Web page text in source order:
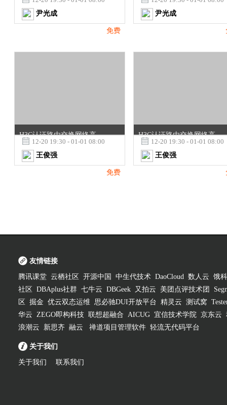
尹光成
免费
尹光成
H3C认证路由交换网络高级工程师（H3CSE-R&S）第七课
 12-20 19:30 - 01-01 08:00
王俊强
免费
H3C认证路由交换网络高级工程师（H3CSE-R&S）第二课
 12-20 19:30 - 01-01 08:00
王俊强
友情链接
腾讯课堂 云栖社区 开源中国 中生代技术 DaoCloud 数人云 饿
社区
DBAplus社群 七牛云 DBGeek 又拍云 美团点评技术团
区
掘金 优云双态运维 思必驰DUI开放平台 精灵云 测试窝
华云 ZEGO即构科技 联想超融合 AICUG 宜信技术学院 京东云
浪潮云
新思齐 融云 禅道项目管理软件 轻流无代码平台
关于我们
关于我们 联系我们